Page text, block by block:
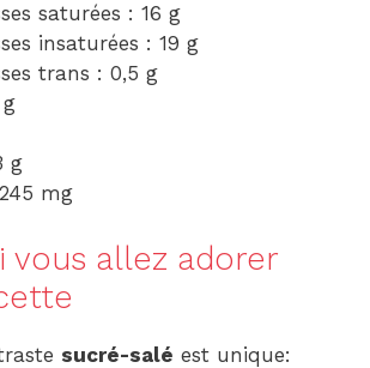
saturées : 16 g
insaturées : 19 g
trans : 0,5 g
g
mg
vous allez adorer
sucré-salé est unique: